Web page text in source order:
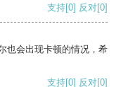
支持[0] 反对[0]
也会出现卡顿的情况，希
支持[0] 反对[0]